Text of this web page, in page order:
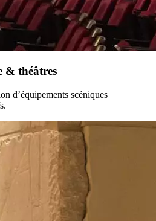
& théâtres
d’équipements scéniques